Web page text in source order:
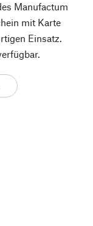
Manufactum
mit Karte
Einsatz.